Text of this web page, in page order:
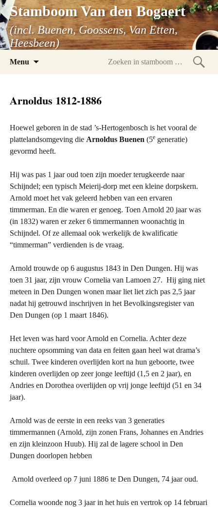
Stamboom Van den Bogaert
(incl. Buenen, Goossens, Van Etten,
Heesbeen)
Menu
Arnoldus 1812-1886
Hoewel geboren in de stad ’s-Hertogenbosch is het vooral de
plattelandsomgeving die Arnoldus Buenen (5e generatie)
gevormd heeft.
Hij was pas 1 jaar oud toen zijn moeder terugkeerde naar
Schijndel; een typisch Meierij-dorp met een kleine dorpskern.
Arnold moet het vak geleerd hebben van een ervaren
timmerman. En die waren er genoeg. Toen Arnold 20 jaar was
(in 1832) waren er zeker 6 timmermannen woonachtig in
Schijndel. Of ze allemaal ook werkelijk de kwalificatie
“timmerman” verdienden is de vraag.
Arnold trouwde op 6 augustus 1843 in Den Dungen. Hij was
toen 31 jaar, zijn vrouw Cornelia van Lamoen 27. Hij ging niet
meteen in Den Dungen wonen maar liet liet zich pas 2,5 jaar
nadat hij getrouwd inschrijven in het Bevolkingsregister van
Den Dungen (op 1 maart 1846).
Het leven was hard voor Arnold en Cornelia. Achter deze
nuchtere opsomming van data en feiten gaan heel wat drama’s
schuil. Twee kinderen overlijden kort na hun geboorte, twee
kinderen overlijden op zeer jonge leeftijd (1,5 en 2 jaar), en
Andries en Dorothea overlijden op vrij jonge leeftijd (51 en 34
jaar).
Arnold was de eerste in een reeks van 3 generaties
timmermannen (Arnold, zijn zonen Frans, Johannes en Andries
en zijn kleinzoon Huub). Hij zal de lagere school in Den
Dungen doorlopen hebben
Arnold overleed op 7 juni 1886 te Den Dungen, 74 jaar oud.
Cornelia woonde nog 3 jaar in het huis en vertrok op 14 februari